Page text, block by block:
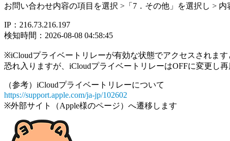
お問い合わせ内容の項目を選択 >「7．その他」を選択し >
IP：216.73.216.197
検知時間：2026-08-08 04:58:45
※iCloudプライベートリレーが有効な状態でアクセスされま
恐れ入りますが、iCloudプライベートリレーはOFFに変更し再
（参考）iCloudプライベートリレーについて
https://support.apple.com/ja-jp/102602
※外部サイト（Apple様のページ）へ遷移します